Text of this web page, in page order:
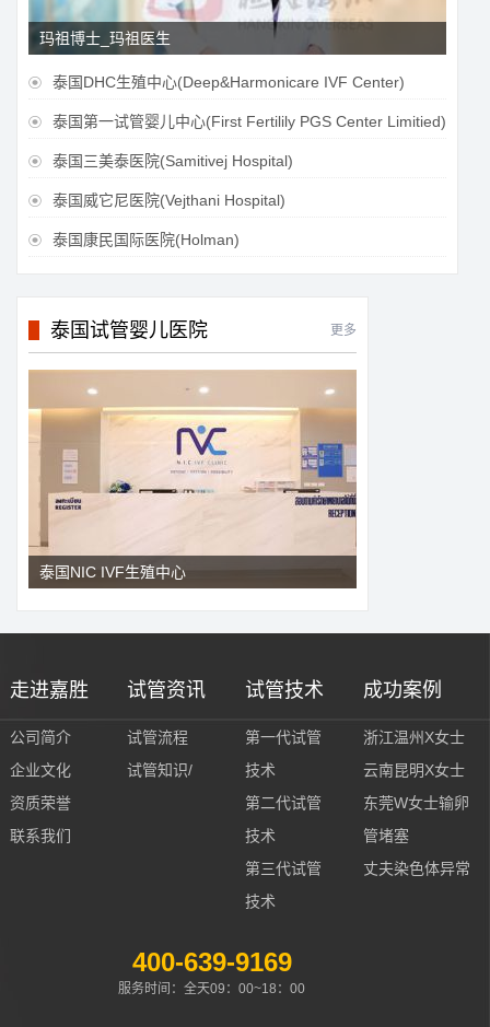
玛祖博士_玛祖医生
 泰国DHC生殖中心(Deep&Harmonicare IVF Center)
 泰国第一试管婴儿中心(First Fertilily PGS Center Limitied)
 泰国三美泰医院(Samitivej Hospital)
 泰国威它尼医院(Vejthani Hospital)
 泰国康民国际医院(Holman)
泰国试管婴儿医院 更多
泰国NIC IVF生殖中心
走进嘉胜
公司简介
企业文化
资质荣誉
联系我们
试管资讯
试管流程
试管知识/
试管技术
第一代试管
技术
第二代试管
技术
第三代试管
技术
成功案例
浙江温州X女士
云南昆明X女士
东莞W女士输卵
管堵塞
丈夫染色体异常
400-639-9169
服务时间：全天09：00~18：00